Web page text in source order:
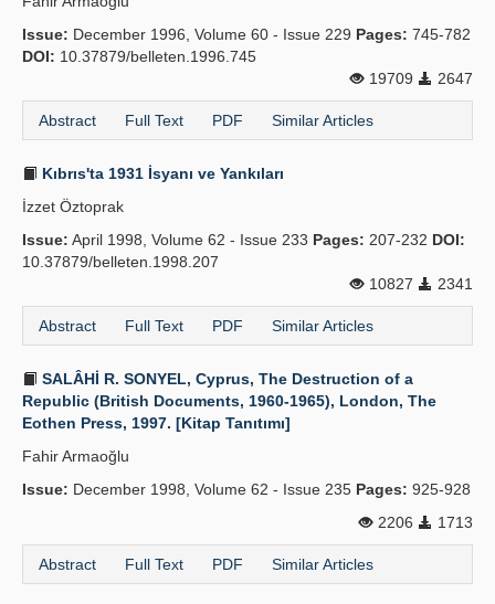
Issue: December 1996, Volume 60 - Issue 229 Pages: 745-782
DOI: 10.37879/belleten.1996.745
19709
2647
Abstract Full Text PDF Similar Articles
Kıbrıs'ta 1931 İsyanı ve Yankıları
İzzet Öztoprak
Issue: April 1998, Volume 62 - Issue 233 Pages: 207-232 DOI:
10.37879/belleten.1998.207
10827
2341
Abstract Full Text PDF Similar Articles
SALÂHİ R. SONYEL, Cyprus, The Destruction of a
Republic (British Documents, 1960-1965), London, The
Eothen Press, 1997. [Kitap Tanıtımı]
Fahir Armaoğlu
Issue: December 1998, Volume 62 - Issue 235 Pages: 925-928
2206
1713
Abstract Full Text PDF Similar Articles